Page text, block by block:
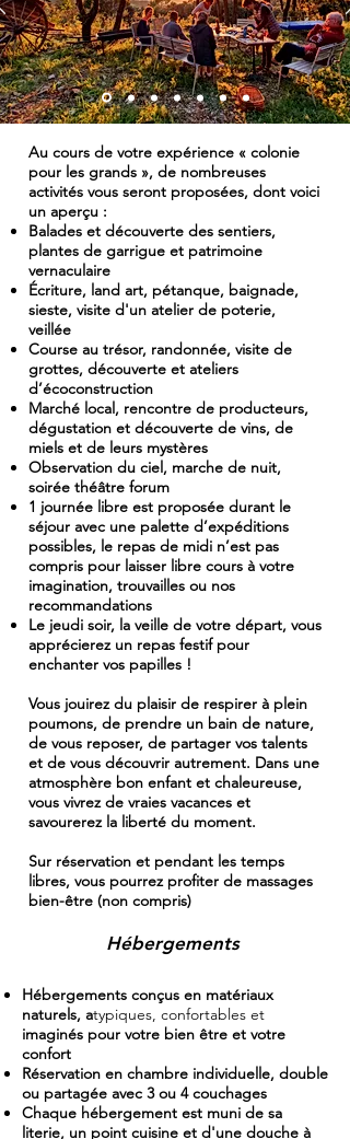
Au cours de votre expérience « colonie
pour les grands », de nombreuses
activités vous seront proposées, dont voici
un aperçu :
Balades et découverte des sentiers,
plantes de garrigue et patrimoine
vernaculaire
Écriture, land art, pétanque, baignade,
sieste, visite d'un atelier de poterie,
veillée
Course au trésor, randonnée, visite de
grottes, découverte et ateliers
d’écoconstruction
Marché local, rencontre de producteurs,
dégustation et découverte de vins, de
miels et de leurs mystères
Observation du ciel, marche de nuit,
soirée théâtre forum
1 journée libre est proposée durant le
séjour avec une palette d’expéditions
possibles, le repas de midi n’est pas
compris pour laisser libre cours à votre
imagination, trouvailles ou nos
recommandations
Le jeudi soir, la veille de votre départ, vous
apprécierez un repas festif pour
enchanter vos papilles !
Vous jouirez du plaisir de respirer à plein
poumons, de prendre un bain de nature,
de vous reposer, de partager vos talents
et de vous découvrir autrement. Dans une
atmosphère bon enfant et chaleureuse,
vous vivrez de vraies vacances et
savourerez la liberté du moment.
Sur réservation et pendant les temps
libres, vous pourrez profiter de massages
bien-être (non compris)
Hébergements
Hébergements conçus en matériaux
naturels, atypiques, confortables et
imaginés pour votre bien être et votre
confort
Réservation en chambre individuelle, double
ou partagée avec 3 ou 4 couchages
Chaque hébergement est muni de sa
literie, un point cuisine et d'une douche à